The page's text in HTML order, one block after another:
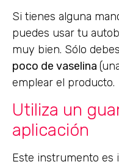
Si tienes alguna
puedes usar tu
muy bien. Sólo debes
poco de vaselina
emplear el producto.
Utiliza un
aplicación
Este instrumento es